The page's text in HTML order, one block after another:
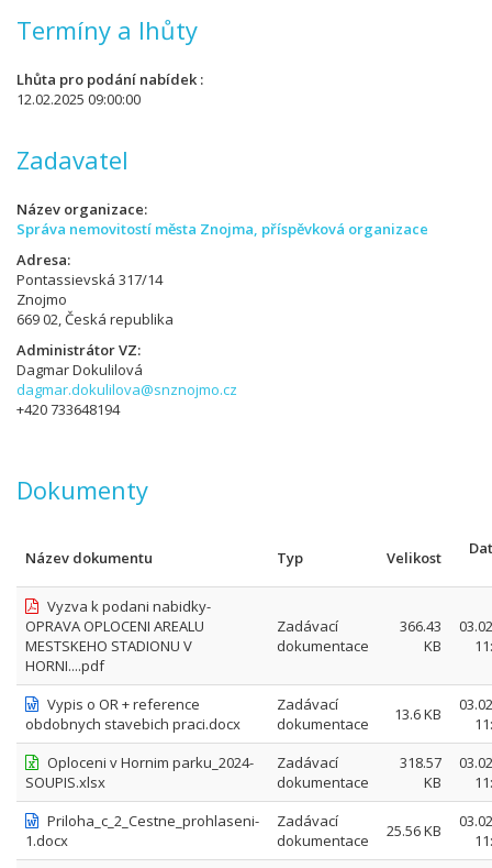
Termíny a lhůty
Lhůta pro podání nabídek
12.02.2025 09:00:00
Zadavatel
Název organizace
Správa nemovitostí města Znojma, příspěvková organizace
Adresa
Pontassievská 317/14
Znojmo
669 02, Česká republika
Administrátor VZ
Dagmar Dokulilová
dagmar.dokulilova@snznojmo.cz
+420 733648194
Dokumenty
Název dokumentu Typ Velikost
Vyzva k podani nabidky-
OPRAVA OPLOCENI AREALU
MESTSKEHO STADIONU V
HORNI....pdf
Zadávací
dokumentace
366.43
KB
Vypis o OR + reference
obdobnych stavebich praci.docx
Zadávací
dokumentace
13.6 KB
Oploceni v Hornim parku_2024-
SOUPIS.xlsx
Zadávací
dokumentace
318.57
KB
Priloha_c_2_Cestne_prohlaseni-
1.docx
Zadávací
dokumentace
25.56 KB